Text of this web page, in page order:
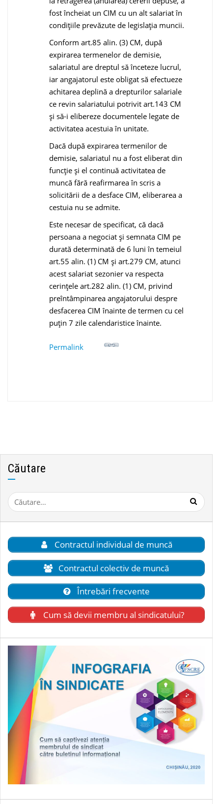
fost încheiat un CIM cu un alt salariat în
condițiile prevăzute de legislația muncii.
Conform art.85 alin. (3) CM, după
expirarea termenelor de demisie,
salariatul are dreptul să înceteze lucrul,
iar angajatorul este obligat să efectueze
achitarea deplină a drepturilor salariale
ce revin salariatului potrivit art.143 CM
și să-i elibereze documentele legate de
activitatea acestuia în unitate.
Dacă după expirarea termenilor de
demisie, salariatul nu a fost eliberat din
funcție și el continuă activitatea de
muncă fără reafirmarea în scris a
solicitării de a desface CIM, eliberarea a
cestuia nu se admite.
Este necesar de specificat, că dacă
persoana a negociat și semnata CIM pe
durată determinată de 6 luni în temeiul
art.55 alin. (1) CM și art.279 CM, atunci
acest salariat sezonier va respecta
cerințele art.282 alin. (1) CM, privind
preîntâmpinarea angajatorului despre
desfacerea CIM înainte de termen cu cel
puțin 7 zile calendaristice înainte.
Permalink
Căutare
Caută
după:
Contractul individual de muncă
Contractul colectiv de muncă
Întrebări frecvente
Cum să devii membru al sindicatului?